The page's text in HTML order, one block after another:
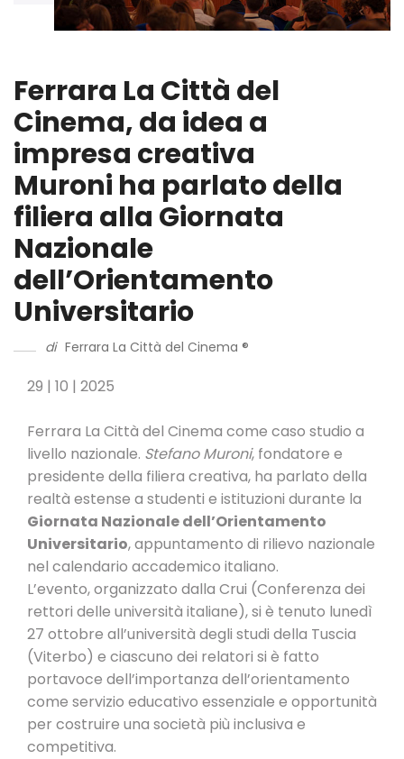
Ferrara La Città del
Cinema, da idea a
impresa creativa
Muroni ha parlato della
filiera alla Giornata
Nazionale
dell’Orientamento
Universitario
di Ferrara La Città del Cinema ®
29 | 10 | 2025
Ferrara La Città del Cinema come caso studio a
livello nazionale. Stefano Muroni, fondatore e
presidente della filiera creativa, ha parlato della
realtà estense a studenti e istituzioni durante la
Giornata Nazionale dell’Orientamento
Universitario, appuntamento di rilievo nazionale
nel calendario accademico italiano.
L’evento, organizzato dalla Crui (Conferenza dei
rettori delle università italiane), si è tenuto lunedì
27 ottobre all’università degli studi della Tuscia
(Viterbo) e ciascuno dei relatori si è fatto
portavoce dell’importanza dell’orientamento
come servizio educativo essenziale e opportunità
per costruire una società più inclusiva e
competitiva.